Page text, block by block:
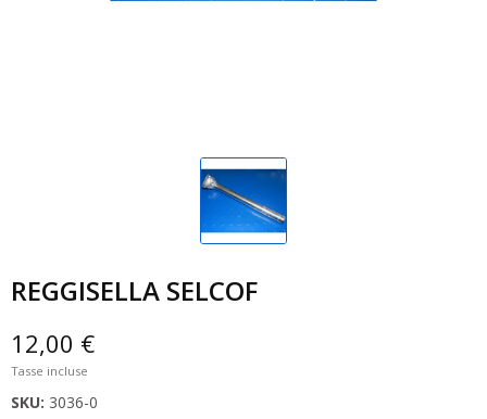
REGGISELLA SELCOF
12,00 €
Tasse incluse
SKU: 3036-0